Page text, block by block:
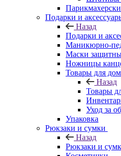
Подарки и
Назад
Подарки и
Маникюрно-
Маски
Ножницы
Товары для
Назад
Товары
Уход за
Упаковка
Рюкзаки и сумки
Назад
Рюкзаки и